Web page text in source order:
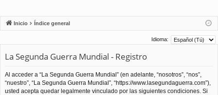
Inicio Índice general
Idioma:
La Segunda Guerra Mundial - Registro
Al acceder a “La Segunda Guerra Mundial” (en adelante, “nosotros”, “nos”,
“nuestro”, “La Segunda Guerra Mundial”, “https://www.lasegundaguerra.com”),
usted acepta quedar legalmente vinculado por las siguientes condiciones. Si